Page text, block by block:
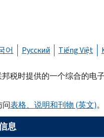
어 Русский Tiếng Việt
税时提供的一个综合的电
问表格、说明和刊物 (英文)。
息